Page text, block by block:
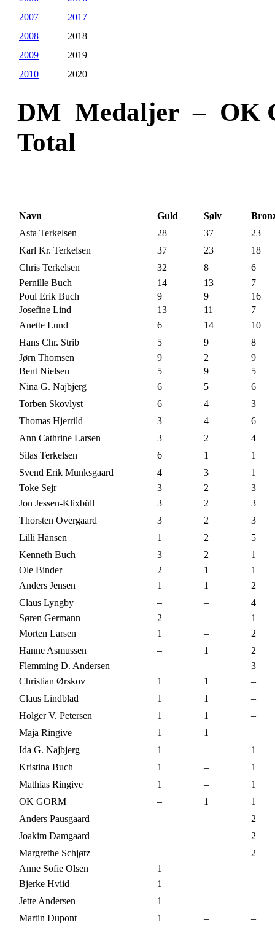
2007
2017
2008
2018
2009
2019
2010
2020
DM Medaljer – OK
Total
Navn Guld Sølv
Asta Terkelsen
28 37
23
Karl Kr. Terkelsen
37 23
18
Chris Terkelsen
32 8
6
Pernille Buch
14 13
7
Poul Erik Buch
9 9
16
Josefine Lind
13 11
7
Anette Lund
6 14
10
Hans Chr. Strib
5 9
8
Jørn Thomsen
9 2
9
Bent Nielsen
5 9
5
Nina G. Najbjerg
6 5
6
Torben Skovlyst
6 4
3
Thomas Hjerrild
3 4
6
Ann Cathrine Larsen
3 2
4
Silas Terkelsen
6 1
1
Svend Erik Munksgaard
4 3
1
Toke Sejr
3 2
3
Jon Jessen-Klixbüll
3 2
3
Thorsten Overgaard
3 2
3
Lilli Hansen
1 2
5
Kenneth Buch
3 2
1
Ole Binder
2 1
1
Anders Jensen
1 1
2
Claus Lyngby
– –
4
Søren Germann
2 –
1
Morten Larsen
1 –
2
Hanne Asmussen
– 1
2
Flemming D. Andersen
– –
3
Christian Ørskov
1 1
–
Claus Lindblad
1 1
–
Holger V. Petersen
1 1
–
Maja Ringive
1 1
–
Ida G. Najbjerg
1 –
1
Kristina Buch
1 –
1
Mathias Ringive
1 –
1
OK GORM
– 1
1
Anders Pausgaard
– –
2
Joakim Damgaard
– –
2
Margrethe Schjøtz
– –
2
Anne Sofie Olsen
1
Bjerke Hviid
1 –
–
Jette Andersen
1 –
–
Martin Dupont
1 – –